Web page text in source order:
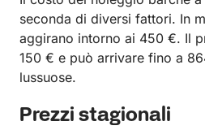
seconda di diversi fattori. In
aggirano intorno ai 450 €. Il
150 € e può arrivare fino a
lussuose.
Prezzi stagionali